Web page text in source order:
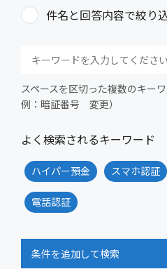
件名と回答内容で絞り
スペースを区切った複数のキー
例：暗証番号 変更）
よく検索されるキーワード
ハイパー預金 スマホ認証
電話認証
条件を追加して検索